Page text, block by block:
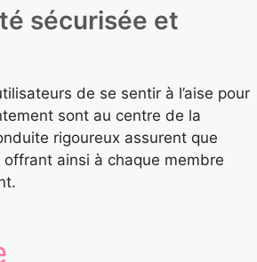
sécurisée et
de se sentir à l’aise pour
sont au centre de la
rigoureux assurent que
ainsi à chaque membre